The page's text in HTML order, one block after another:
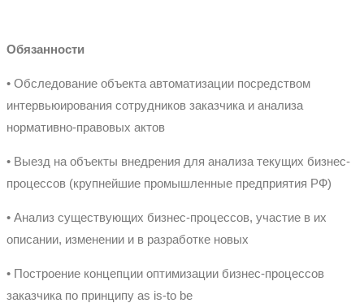
Обязанности
• Обследование объекта автоматизации посредством
интервьюирования сотрудников заказчика и анализа
нормативно-правовых актов
• Выезд на объекты внедрения для анализа текущих бизнес-
процессов (крупнейшие промышленные предприятия РФ)
• Анализ существующих бизнес-процессов, участие в их
описании, изменении и в разработке новых
• Построение концепции оптимизации бизнес-процессов
заказчика по принципу as is-to be